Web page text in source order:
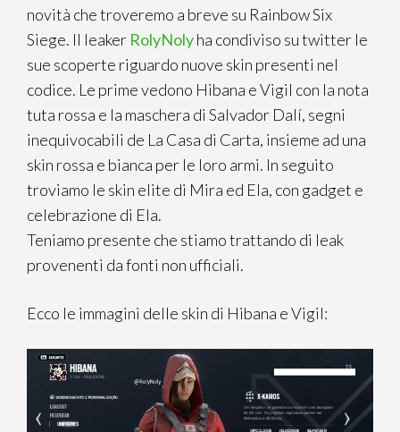
novità che troveremo a breve su Rainbow Six
Siege. Il leaker RolyNolyha condiviso su twitter le
sue scoperte riguardo nuove skin presenti nel
codice. Le prime vedono Hibana e Vigil con la nota
tuta rossa e la maschera di Salvador Dalí, segni
inequivocabili de La Casa di Carta, insieme ad una
skin rossa e bianca per le loro armi. In seguito
troviamo le skin elite di Mira ed Ela, con gadget e
celebrazione di Ela.
Teniamo presente che stiamo trattando di leak
provenenti da fonti non ufficiali.
Ecco le immagini delle skin di Hibana e Vigil: